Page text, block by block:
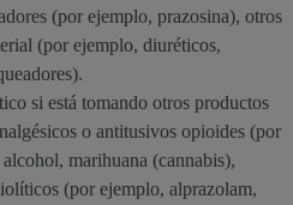
(por ejemplo, prazosina), otros
(por ejemplo, diuréticos,
si está tomando otros productos
o antitusivos opioides (por
marihuana (cannabis),
(por ejemplo, alprazolam,